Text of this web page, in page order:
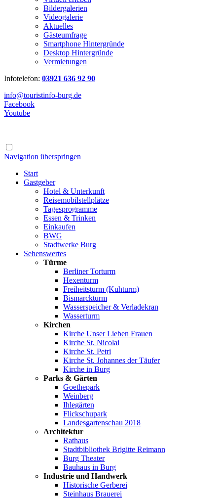
Bildergalerien
Videogalerie
Aktuelles
Gästeumfrage
Smartphone Hintergründe
Desktop Hintergründe
Vermietungen
Infotelefon: 03921 636 92 90
info@touristinfo-burg.de
Facebook
Youtube
Navigation überspringen
Start
Gastgeber
Hotel & Unterkunft
Reisemobilstellplätze
Tagesprogramme
Essen & Trinken
Einkaufen
BWG
Stadtwerke Burg
Sehenswertes
Türme
Berliner Torturm
Hexenturm
Freiheitsturm (Kuhturm)
Bismarckturm
Wasserspeicher & Verladekran
Wasserturm
Kirchen
Kirche Unser Lieben Frauen
Kirche St. Nicolai
Kirche St. Petri
Kirche St. Johannes der Täufer
Kirche in Burg
Parks & Gärten
Goethepark
Weinberg
Ihlegärten
Flickschupark
Landesgartenschau 2018
Architektur
Rathaus
Stadtbibliothek Brigitte Reimann
Burg Theater
Bauhaus in Burg
Industrie und Handwerk
Historische Gerberei
Steinhaus Brauerei